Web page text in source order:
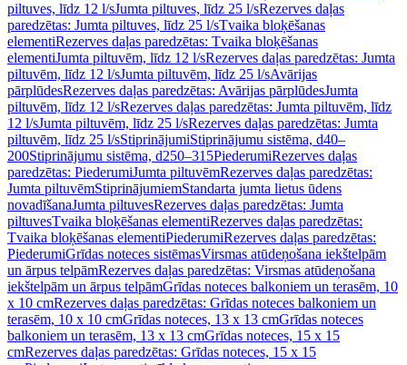
piltuves, līdz 12 l/sJumta piltuves, līdz 25 l/sRezerves daļas
paredzētas: Jumta piltuves, līdz 25 l/sTvaika bloķēšanas
elementiRezerves daļas paredzētas: Tvaika bloķēšanas
elementiJumta piltuvēm, līdz 12 l/sRezerves daļas paredzētas: Jumta
piltuvēm, līdz 12 l/sJumta piltuvēm, līdz 25 l/sAvārijas
pārplūdesRezerves daļas paredzētas: Avārijas pārplūdesJumta
piltuvēm, līdz 12 l/sRezerves daļas paredzētas: Jumta piltuvēm, līdz
12 l/sJumta piltuvēm, līdz 25 l/sRezerves daļas paredzētas: Jumta
piltuvēm, līdz 25 l/sStiprinājumiStiprinājumu sistēma, d40–
200Stiprinājumu sistēma, d250–315PiederumiRezerves daļas
paredzētas: PiederumiJumta piltuvēmRezerves daļas paredzētas:
Jumta piltuvēmStiprinājumiemStandarta jumta lietus ūdens
novadīšanaJumta piltuvesRezerves daļas paredzētas: Jumta
piltuvesTvaika bloķēšanas elementiRezerves daļas paredzētas:
Tvaika bloķēšanas elementiPiederumiRezerves daļas paredzētas:
PiederumiGrīdas noteces sistēmasVirsmas atūdeņošana iekštelpām
un ārpus telpāmRezerves daļas paredzētas: Virsmas atūdeņošana
iekštelpām un ārpus telpāmGrīdas noteces balkoniem un terasēm, 10
x 10 cmRezerves daļas paredzētas: Grīdas noteces balkoniem un
terasēm, 10 x 10 cmGrīdas noteces, 13 x 13 cmGrīdas noteces
balkoniem un terasēm, 13 x 13 cmGrīdas noteces, 15 x 15
cmRezerves daļas paredzētas: Grīdas noteces, 15 x 15